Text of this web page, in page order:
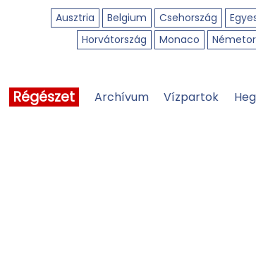
Ausztria Belgium Csehország
Horvátország
Monaco
Régészet Archívum Vízpartok